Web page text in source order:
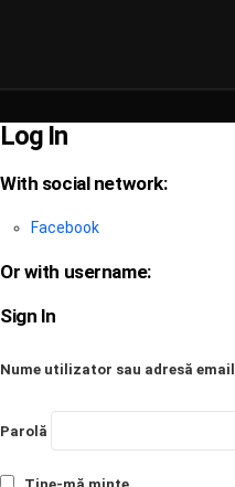
Log In
With social network:
Facebook
Or with username:
Sign In
Nume utilizator sau adresă email
Parolă